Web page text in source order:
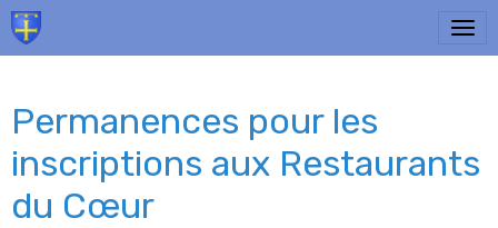
Permanences pour les
inscriptions aux Restaurants
du Cœur